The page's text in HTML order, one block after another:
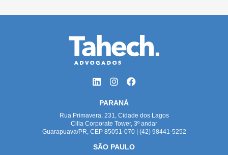
PARANÁ
Rua Primavera, 231, Cidade dos Lagos
Cilla Corporate Tower, 3º andar
Guarapuava/PR, CEP 85051-070 | (42) 98441-5252
SÃO PAULO